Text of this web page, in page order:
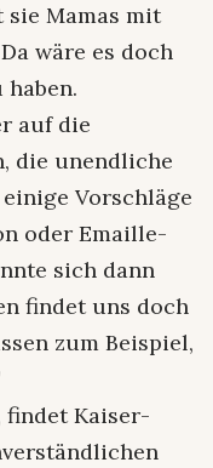
sie Mamas mit
wäre es doch
auf die
die unendliche
Vorschläge
oder Emaille-
sich dann
findet uns doch
zum Beispiel,
findet Kaiser-